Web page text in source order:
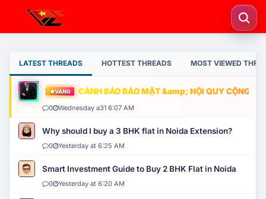
LATEST THREADS HOTTEST THREADS MOST VIEWED
VÀNG CẢNH BÁO BẢO MẬT &amp; NỘI QUY CỘNG
0 Wednesday a31 6:07 AM
Why should I buy a 3 BHK flat in Noida Extension?
0 Yesterday at 6:25 AM
Smart Investment Guide to Buy 2 BHK Flat in Noida
0 Yesterday at 6:20 AM